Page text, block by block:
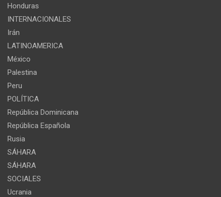
Honduras
INTERNACIONALES
Irán
LATINOAMERICA
México
Palestina
Peru
POLÍTICA
República Dominicana
República Española
Rusia
SÁHARA
SÁHARA
SOCIALES
Ucrania